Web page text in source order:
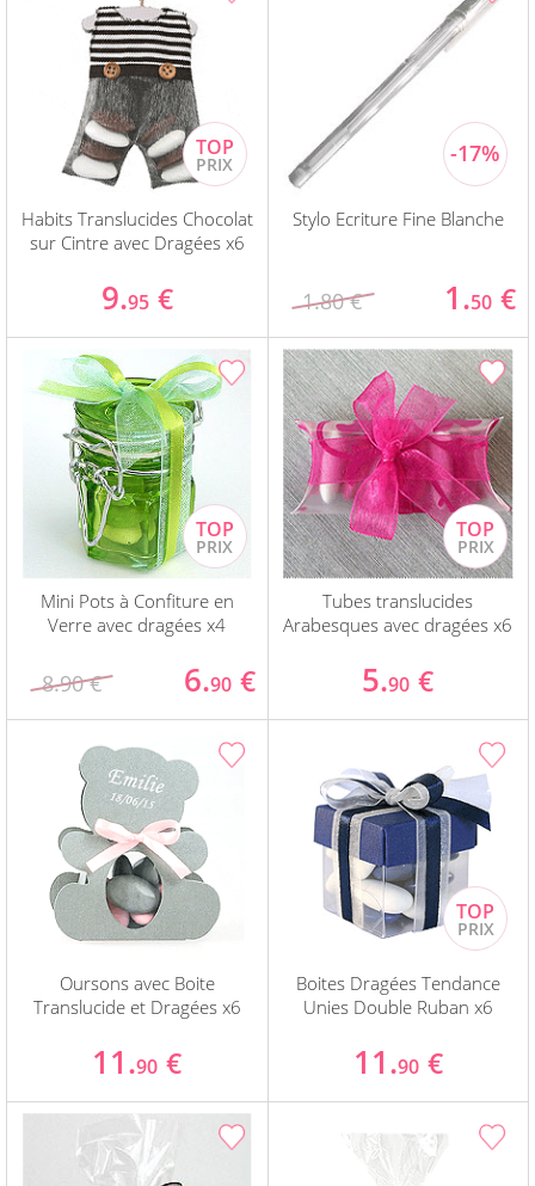
Habits Translucides Chocolat
sur Cintre avec Dragées x6
9.95 €
Stylo Ecriture Fine Blanche
1.80 € 1.50 €
Mini Pots à Confiture en
Verre avec dragées x4
8.90 € 6.90 €
Tubes translucides
Arabesques avec dragées x6
5.90 €
Oursons avec Boite
Translucide et Dragées x6
11.90 €
Boites Dragées Tendance
Unies Double Ruban x6
11.90 €